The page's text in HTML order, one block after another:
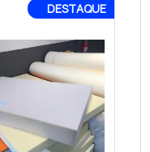
DESTAQUE